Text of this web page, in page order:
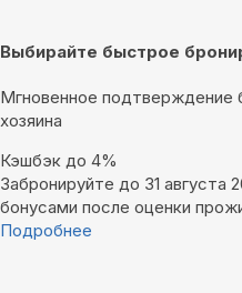
Выбирайте быстрое
Мгновенное подтверждение
хозяина
Кэшбэк до 4%
Забронируйте до 31 августа
бонусами после оценки
Подробнее